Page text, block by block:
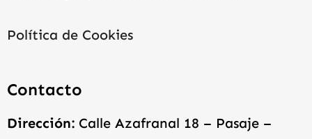
Política de Cookies
Contacto
Dirección: Calle Azafranal 18 – Pasaje –